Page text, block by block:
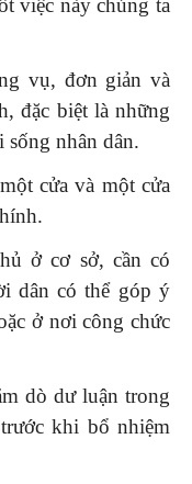
việc này chúng ta
vụ, đơn giản và
đặc biệt là những
sống nhân dân.
cửa và một cửa
ở cơ sở, cần có
dân có thể góp ý
ở nơi công chức
dò dư luận trong
khi bổ nhiệm